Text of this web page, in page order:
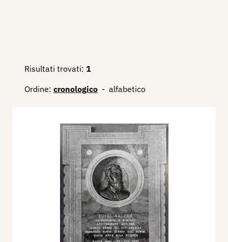
Treves, p. 505 ill.,
Risultati trovati: 1
Ordine: cronologico - alfabetico